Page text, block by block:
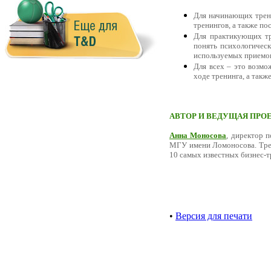
Для начинающих
тренингов, а также
Для практикующих
понять
используемых
Для всех – это
ходе тренинга, а
АВТОР И ВЕДУЩАЯ
Анна Моносова , директор
МГУ имени Ломоносова.
10 самых известных бизнес-
• Версия для печати